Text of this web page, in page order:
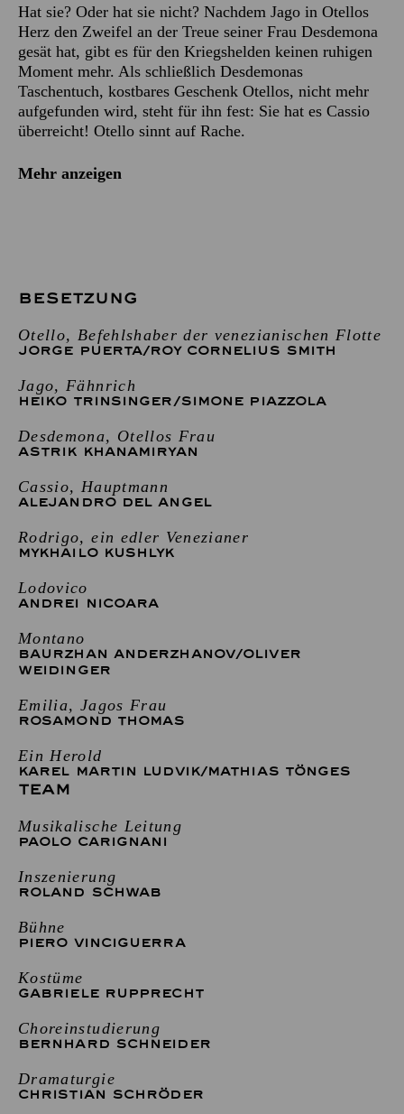
Hat sie? Oder hat sie nicht? Nachdem Jago in Otellos
Herz den Zweifel an der Treue seiner Frau Desdemona
gesät hat, gibt es für den Kriegshelden keinen ruhigen
Moment mehr. Als schließlich Desdemonas
Taschentuch, kostbares Geschenk Otellos, nicht mehr
aufgefunden wird, steht für ihn fest: Sie hat es Cassio
überreicht! Otello sinnt auf Rache.
Mehr anzeigen
BESETZUNG
Otello, Befehlshaber der venezianischen Flotte
JORGE PUERTA/ROY CORNELIUS SMITH
Jago, Fähnrich
HEIKO TRINSINGER/SIMONE PIAZZOLA
Desdemona, Otellos Frau
ASTRIK KHANAMIRYAN
Cassio, Hauptmann
ALEJANDRO DEL ANGEL
Rodrigo, ein edler Venezianer
MYKHAILO KUSHLYK
Lodovico
ANDREI NICOARA
Montano
BAURZHAN ANDERZHANOV/OLIVER
WEIDINGER
Emilia, Jagos Frau
ROSAMOND THOMAS
Ein Herold
KAREL MARTIN LUDVIK/MATHIAS TÖNGES
TEAM
Musikalische Leitung
PAOLO CARIGNANI
Inszenierung
ROLAND SCHWAB
Bühne
PIERO VINCIGUERRA
Kostüme
GABRIELE RUPPRECHT
Choreinstudierung
BERNHARD SCHNEIDER
Dramaturgie
CHRISTIAN SCHRÖDER